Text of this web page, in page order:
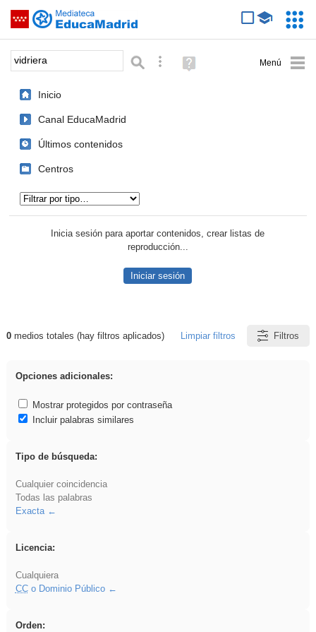
Saltar navegación
Palabra o frase: Búsqueda avanzada
Ayuda
(en
Inicio
Canal EducaMadrid
Últimos contenidos
Centros
Inicia sesión para aportar contenidos, crear listas de
reproducción...
Iniciar sesión
Resultados de: vidriera
0medios totales (hay filtros aplicados) Limpiar filtros Filtros
Opciones adicionales:
Mostrar protegidos por contraseña
Incluir palabras similares
Tipo de búsqueda:
Cualquier coincidencia
Todas las palabras
Exacta
Licencia:
Cualquiera
CCo Dominio Público
Orden: